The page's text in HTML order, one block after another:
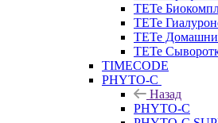
TETe
TETe
TETe
TETe
TIMECODE
PHYTO-C
Назад
PHYTO-C